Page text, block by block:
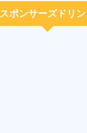
スポンサーズドリン